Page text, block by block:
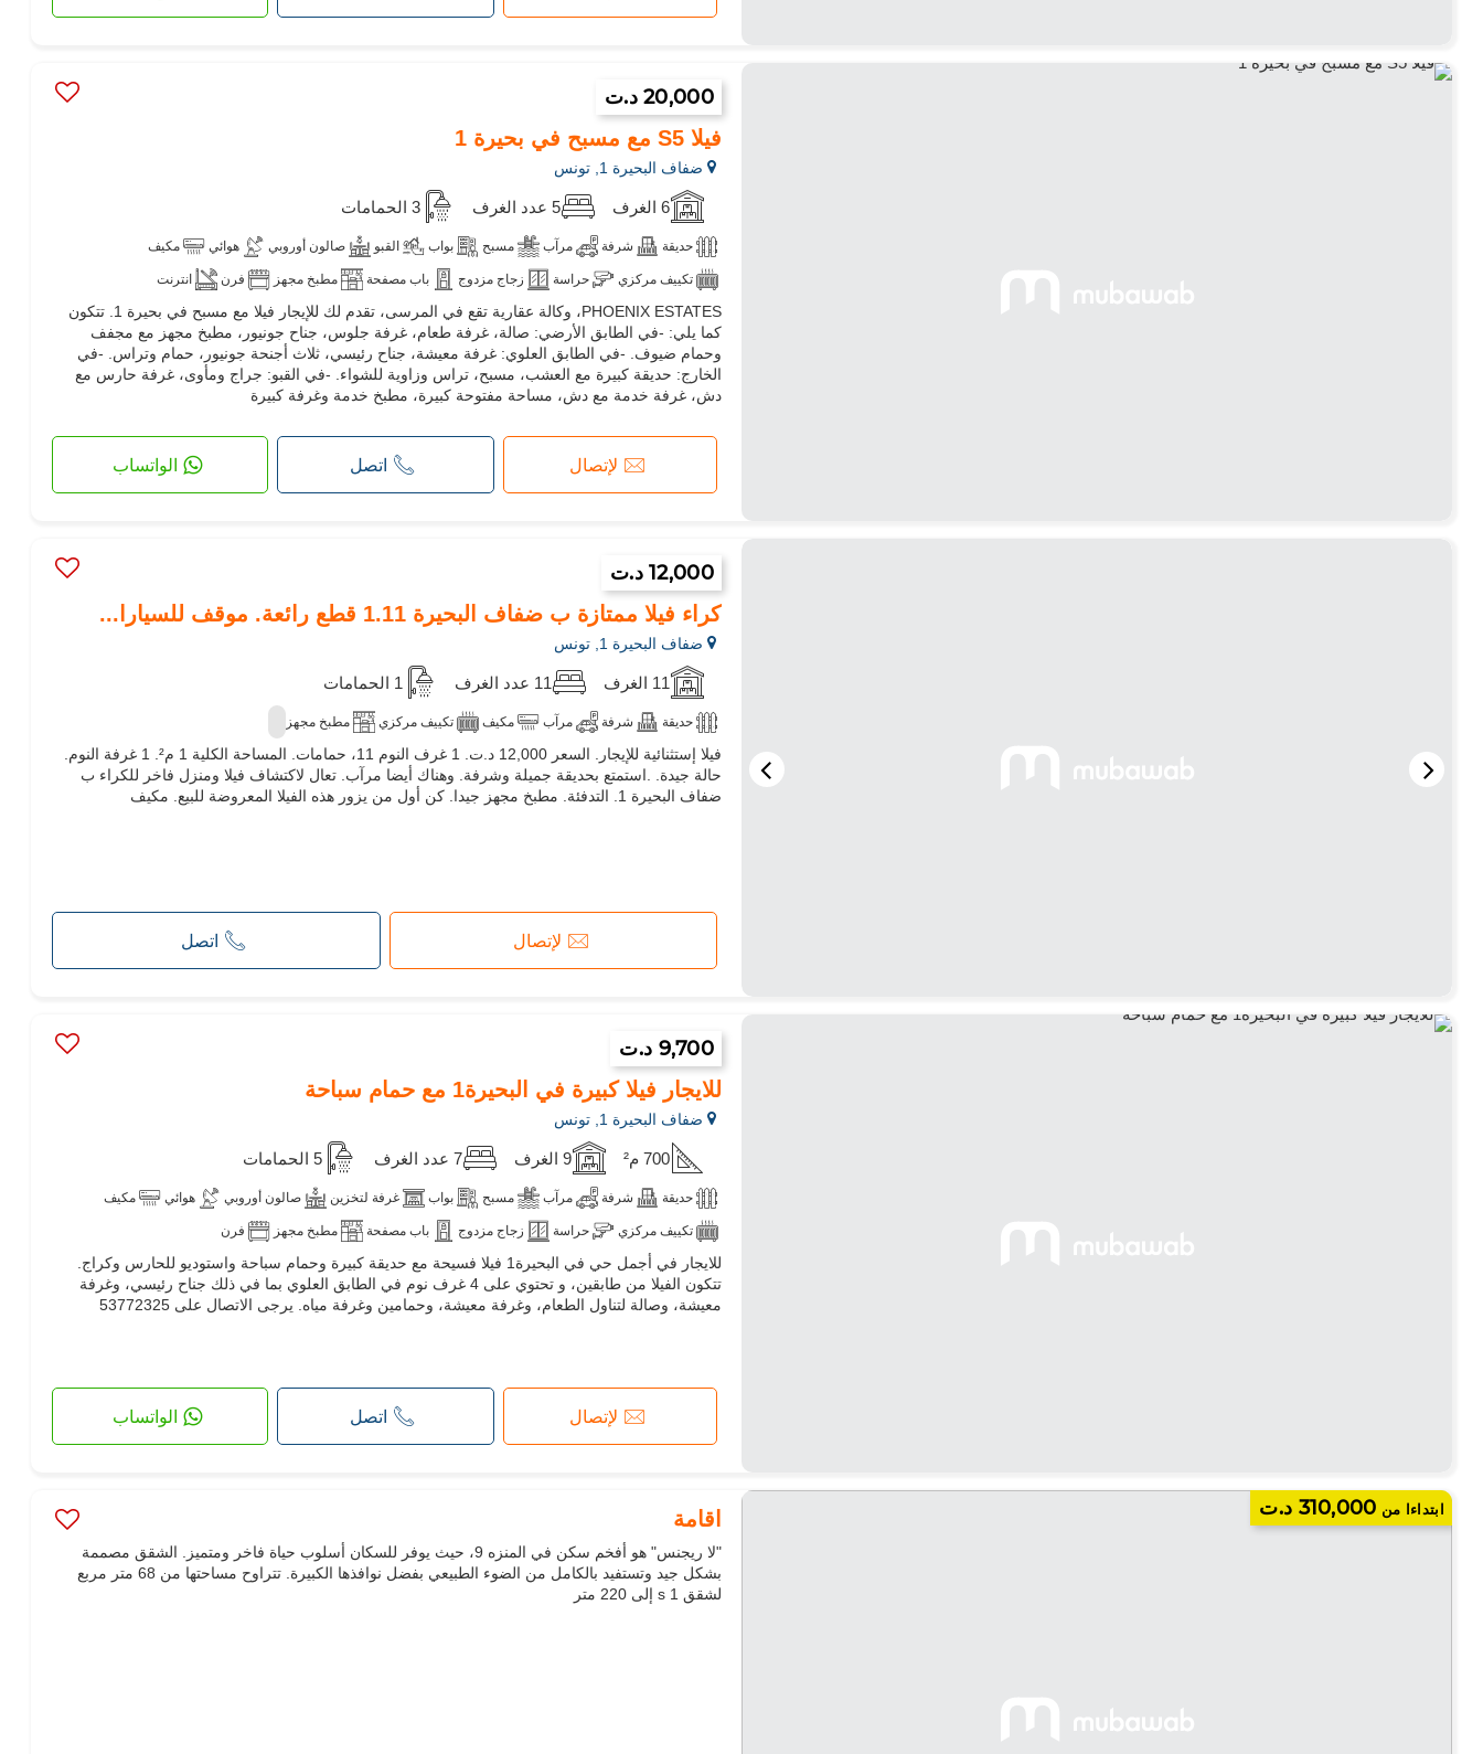
20,000 د.ت
فيلا S5 مع مسبح في بحيرة 1
ضفاف البحيرة 1, تونس
6 الغرف 5 عدد الغرف 3 الحمامات
حديقة شرفة مرآب مسبح بواب القبو صالون أوروبي هوائي مكيف
تكييف مركزي حراسة زجاج مزدوج باب مصفحة مطبخ مجهز فرن انترنت
مسموح بدخول الحيوانات الأليفة
PHOENIX ESTATES، وكالة عقارية تقع في المرسى، تقدم لك للإيجار فيلا مع مسبح في بحيرة 1. تتكون
كما يلي: -في الطابق الأرضي: صالة، غرفة طعام، غرفة جلوس، جناح جونيور، مطبخ مجهز مع مجفف
وحمام ضيوف. -في الطابق العلوي: غرفة معيشة، جناح رئيسي، ثلاث أجنحة جونيور، حمام وتراس. -في
الخارج: حديقة كبيرة مع العشب، مسبح، تراس وزاوية للشواء. -في القبو: جراج ومأوى، غرفة حارس مع
دش، غرفة خدمة مع دش، مساحة مفتوحة كبيرة، مطبخ خدمة وغرفة كبيرة
لإتصال اتصل الواتساب
12,000 د.ت
كراء فيلا ممتازة ب ضفاف البحيرة 1.11 قطع رائعة. موقف للسيارا...
ضفاف البحيرة 1, تونس
11 الغرف 11 عدد الغرف 1 الحمامات
حديقة شرفة مرآب مكيف تكييف مركزي مطبخ مجهز
فيلا إستثنائية للإيجار. السعر 12,000 د.ت. 1 غرف النوم 11، حمامات. المساحة الكلية 1 م². 1 غرفة النوم.
حالة جيدة. .استمتع بحديقة جميلة وشرفة. وهناك أيضا مرآب. تعال لاكتشاف فيلا ومنزل فاخر للكراء ب
ضفاف البحيرة 1. التدفئة. مطبخ مجهز جيدا. كن أول من يزور هذه الفيلا المعروضة للبيع. مكيف
لإتصال اتصل
9,700 د.ت
للايجار فيلا كبيرة في البحيرة1 مع حمام سباحة
ضفاف البحيرة 1, تونس
700 م² 9 الغرف 7 عدد الغرف 5 الحمامات
حديقة شرفة مرآب مسبح بواب غرفة لتخزين صالون أوروبي هوائي مكيف
تكييف مركزي حراسة زجاج مزدوج باب مصفحة مطبخ مجهز فرن
مسموح بدخول الحيوانات الأليفة
للايجار في أجمل حي في البحيرة1 فيلا فسيحة مع حديقة كبيرة وحمام سباحة واستوديو للحارس وكراج.
تتكون الفيلا من طابقين، و تحتوي على 4 غرف نوم في الطابق العلوي بما في ذلك جناح رئيسي، وغرفة
معيشة، وصالة لتناول الطعام، وغرفة معيشة، وحمامين وغرفة مياه. يرجى الاتصال على 53772325
لإتصال اتصل الواتساب
ابتداءا من 310,000 د.ت اقامة
"لا ريجنس" هو أفخم سكن في المنزه 9، حيث يوفر للسكان أسلوب حياة فاخر ومتميز. الشقق مصممة
بشكل جيد وتستفيد بالكامل من الضوء الطبيعي بفضل نوافذها الكبيرة. تتراوح مساحتها من 68 متر مربع
لشقق s 1 إلى 220 متر